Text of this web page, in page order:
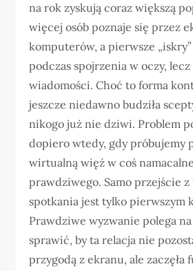
na rok zyskują coraz większą
więcej osób poznaje się przez
komputerów, a pierwsze
podczas spojrzenia w oczy,
wiadomości. Choć to forma
jeszcze niedawno budziła
nikogo już nie dziwi. Problem
dopiero wtedy, gdy próbujemy
wirtualną więź w coś
prawdziwego. Samo przejście z
spotkania jest tylko pierwszym
Prawdziwe wyzwanie polega
sprawić, by ta relacja nie
przygodą z ekranu, ale zaczęła